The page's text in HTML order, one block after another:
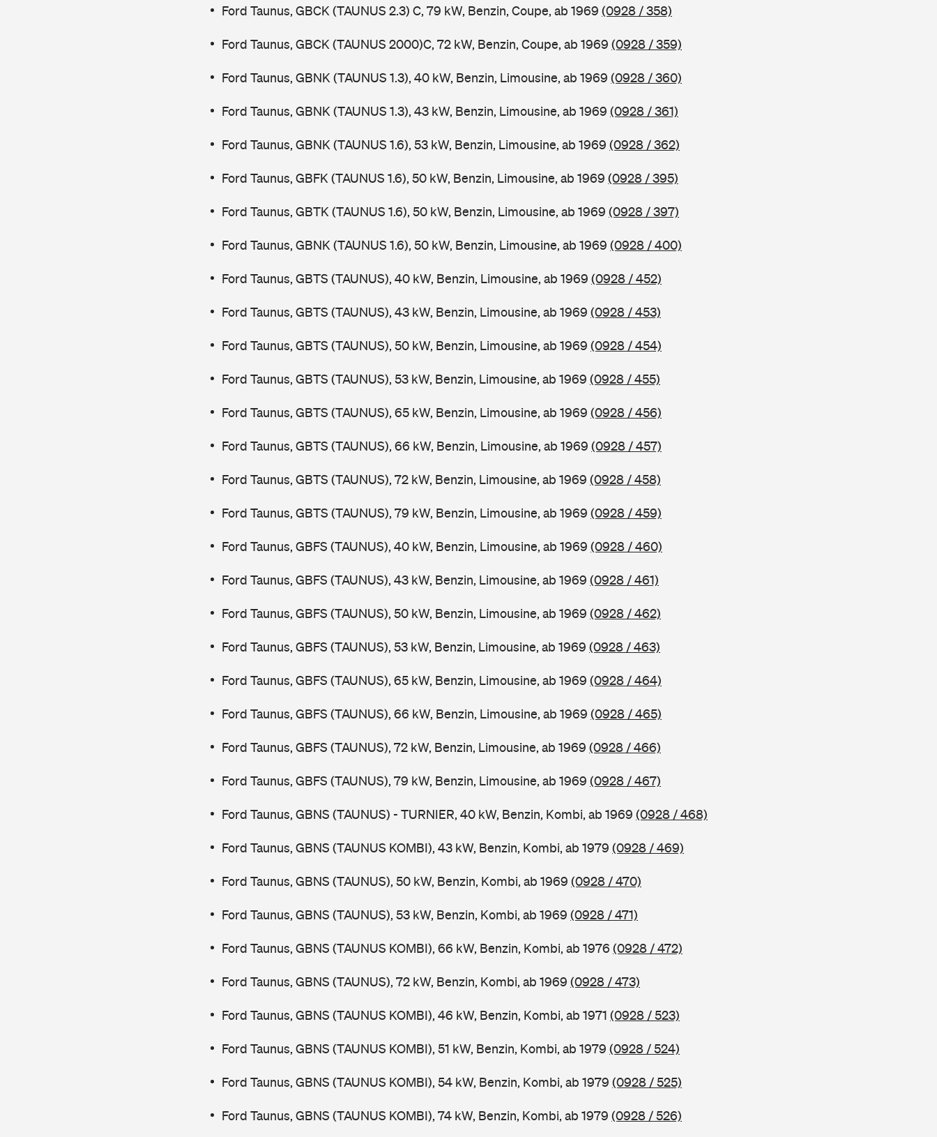
Ford Taunus, GBCK (TAUNUS 2.3) C, 79 kW, Benzin, Coupe, ab 1969 (0928 / 358)
Ford Taunus, GBCK (TAUNUS 2000)C, 72 kW, Benzin, Coupe, ab 1969 (0928 / 359)
Ford Taunus, GBNK (TAUNUS 1.3), 40 kW, Benzin, Limousine, ab 1969 (0928 / 360)
Ford Taunus, GBNK (TAUNUS 1.3), 43 kW, Benzin, Limousine, ab 1969 (0928 / 361)
Ford Taunus, GBNK (TAUNUS 1.6), 53 kW, Benzin, Limousine, ab 1969 (0928 / 362)
Ford Taunus, GBFK (TAUNUS 1.6), 50 kW, Benzin, Limousine, ab 1969 (0928 / 395)
Ford Taunus, GBTK (TAUNUS 1.6), 50 kW, Benzin, Limousine, ab 1969 (0928 / 397)
Ford Taunus, GBNK (TAUNUS 1.6), 50 kW, Benzin, Limousine, ab 1969 (0928 / 400)
Ford Taunus, GBTS (TAUNUS), 40 kW, Benzin, Limousine, ab 1969 (0928 / 452)
Ford Taunus, GBTS (TAUNUS), 43 kW, Benzin, Limousine, ab 1969 (0928 / 453)
Ford Taunus, GBTS (TAUNUS), 50 kW, Benzin, Limousine, ab 1969 (0928 / 454)
Ford Taunus, GBTS (TAUNUS), 53 kW, Benzin, Limousine, ab 1969 (0928 / 455)
Ford Taunus, GBTS (TAUNUS), 65 kW, Benzin, Limousine, ab 1969 (0928 / 456)
Ford Taunus, GBTS (TAUNUS), 66 kW, Benzin, Limousine, ab 1969 (0928 / 457)
Ford Taunus, GBTS (TAUNUS), 72 kW, Benzin, Limousine, ab 1969 (0928 / 458)
Ford Taunus, GBTS (TAUNUS), 79 kW, Benzin, Limousine, ab 1969 (0928 / 459)
Ford Taunus, GBFS (TAUNUS), 40 kW, Benzin, Limousine, ab 1969 (0928 / 460)
Ford Taunus, GBFS (TAUNUS), 43 kW, Benzin, Limousine, ab 1969 (0928 / 461)
Ford Taunus, GBFS (TAUNUS), 50 kW, Benzin, Limousine, ab 1969 (0928 / 462)
Ford Taunus, GBFS (TAUNUS), 53 kW, Benzin, Limousine, ab 1969 (0928 / 463)
Ford Taunus, GBFS (TAUNUS), 65 kW, Benzin, Limousine, ab 1969 (0928 / 464)
Ford Taunus, GBFS (TAUNUS), 66 kW, Benzin, Limousine, ab 1969 (0928 / 465)
Ford Taunus, GBFS (TAUNUS), 72 kW, Benzin, Limousine, ab 1969 (0928 / 466)
Ford Taunus, GBFS (TAUNUS), 79 kW, Benzin, Limousine, ab 1969 (0928 / 467)
Ford Taunus, GBNS (TAUNUS) - TURNIER, 40 kW, Benzin, Kombi, ab 1969 (0928 / 468)
Ford Taunus, GBNS (TAUNUS KOMBI), 43 kW, Benzin, Kombi, ab 1979 (0928 / 469)
Ford Taunus, GBNS (TAUNUS), 50 kW, Benzin, Kombi, ab 1969 (0928 / 470)
Ford Taunus, GBNS (TAUNUS), 53 kW, Benzin, Kombi, ab 1969 (0928 / 471)
Ford Taunus, GBNS (TAUNUS KOMBI), 66 kW, Benzin, Kombi, ab 1976 (0928 / 472)
Ford Taunus, GBNS (TAUNUS), 72 kW, Benzin, Kombi, ab 1969 (0928 / 473)
Ford Taunus, GBNS (TAUNUS KOMBI), 46 kW, Benzin, Kombi, ab 1971 (0928 / 523)
Ford Taunus, GBNS (TAUNUS KOMBI), 51 kW, Benzin, Kombi, ab 1979 (0928 / 524)
Ford Taunus, GBNS (TAUNUS KOMBI), 54 kW, Benzin, Kombi, ab 1979 (0928 / 525)
Ford Taunus, GBNS (TAUNUS KOMBI), 74 kW, Benzin, Kombi, ab 1979 (0928 / 526)